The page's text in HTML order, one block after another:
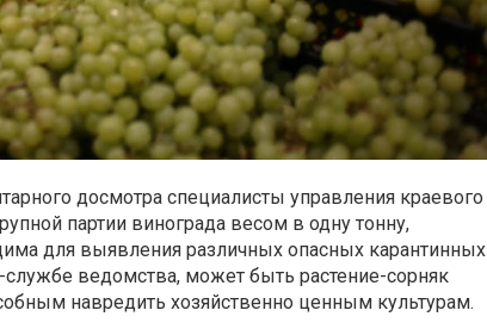
досмотра специалисты управления краевого
партии винограда весом в одну тонну,
для выявления различных опасных карантинных
ведомства, может быть растение-сорняк
навредить хозяйственно ценным культурам.